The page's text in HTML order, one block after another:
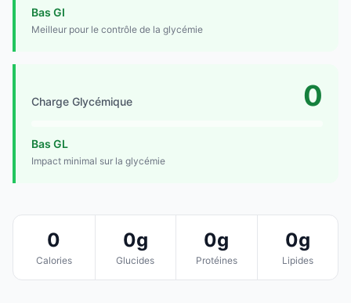
Bas GI
Meilleur pour le contrôle de la glycémie
Charge Glycémique 0
Bas GL
Impact minimal sur la glycémie
0
Calories
0g
Glucides
0g
Protéines
0g
Lipides